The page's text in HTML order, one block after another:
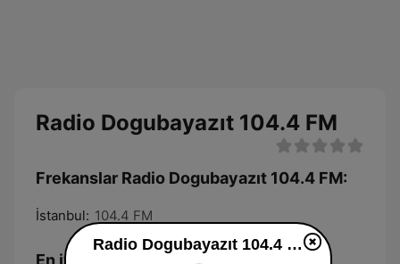
Radio Dogubayazıt 104.4 FM
Frekanslar Radio Dogubayazıt 104.4 FM:
İstanbul: 104.4 FM
En iyi şarkılar
Radio Dogubayazıt 104.4 FM dinle